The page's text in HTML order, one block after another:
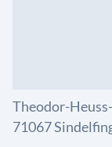
Theodor-
71067